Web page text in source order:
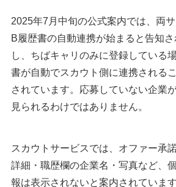
2025年7月中旬の公式案内では、両
B履歴書の自動連携が始まると告知
し、ちばキャリのみに登録している
書が自動でスカウト側に連携される
されています。応募していない企業
見られるわけではありません。
スカウトサービスでは、オファー承
詳細・職歴欄の企業名・写真など、
報は表示されないと案内されていま